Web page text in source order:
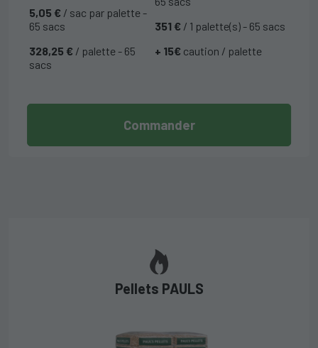
5,05 € / sac par palette -
65 sacs
328,25 € / palette - 65
sacs
351 € / 1 palette(s) - 65 sacs
+ 15€ caution / palette
Commander
Pellets PAULS